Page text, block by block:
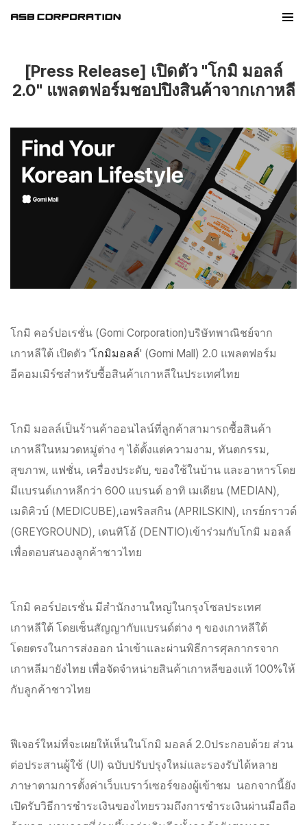
[Press Release] เปิดตัว "โกมิ มอลล์
2.0" แพลตฟอร์มชอปปิงสินค้าจากเกาหลี
โกมิ คอร์ปอเรชั่น (Gomi Corporation)บริษัทพาณิชย์จาก
เกาหลีใต้ เปิดตัว 'โกมิมอลล์' (Gomi Mall) 2.0 แพลตฟอร์ม
อีคอมเมิร์ซสำหรับซื้อสินค้าเกาหลีในประเทศไทย
โกมิ มอลล์เป็นร้านค้าออนไลน์ที่ลูกค้าสามารถซื้อสินค้า
เกาหลีในหมวดหมู่ต่าง ๆ ได้ตั้งแต่ความงาม, ทันตกรรม,
สุขภาพ, แฟชั่น, เครื่องประดับ, ของใช้ในบ้าน และอาหารโดย
มีแบรนด์เกาหลีกว่า 600 แบรนด์ อาทิ เมเดียน (MEDIAN),
เมดิคิวบ์ (MEDICUBE),เอพริลสกิน (APRILSKIN), เกรย์กราวด์
(GREYGROUND), เดนทิโอ้ (DENTIO)เข้าร่วมกับโกมิ มอลล์
เพื่อตอบสนองลูกค้าชาวไทย
โกมิ คอร์ปอเรชั่น มีสำนักงานใหญ่ในกรุงโซลประเทศ
เกาหลีใต้ โดยเซ็นสัญญากับแบรนด์ต่าง ๆ ของเกาหลีใต้
โดยตรงในการส่งออก นำเข้าและผ่านพิธีการศุลกากรจาก
เกาหลีมายังไทย เพื่อจัดจำหน่ายสินค้าเกาหลีของแท้ 100%ให้
กับลูกค้าชาวไทย
ฟีเจอร์ใหม่ที่จะเผยให้เห็นในโกมิ มอลล์ 2.0ประกอบด้วย ส่วน
ต่อประสานผู้ใช้ (UI) ฉบับปรับปรุงใหม่และรองรับได้หลาย
ภาษาตามการตั้งค่าเว็บเบราว์เซอร์ของผู้เข้าชม นอกจากนี้ยัง
เปิดรับวิธีการชำระเงินของไทยรวมถึงการชำระเงินผ่านมือถือ